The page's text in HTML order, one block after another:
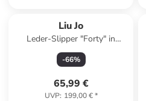
Liu Jo
Leder-Slipper "Forty" in
Hellbraun
-66%
65,99 €
UVP: 199,00 €*